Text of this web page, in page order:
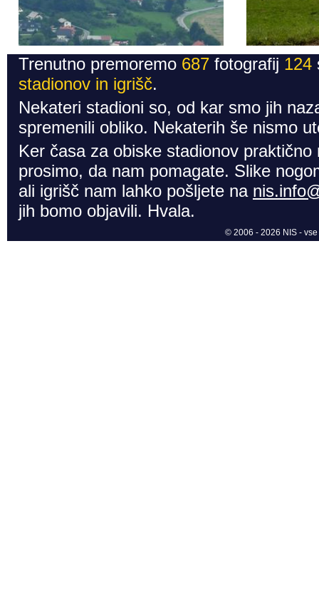
Trenutno premoremo 687 fotografij 124
stadionov in igrišč.
Nekateri stadioni so, od kar smo jih
spremenili obliko. Nekaterih še nismo
Ker časa za obiske stadionov
prosimo, da nam pomagate. Slike
ali igrišč nam lahko pošljete na
jih bomo objavili. Hvala.
© 2006 - 2026 NIS -